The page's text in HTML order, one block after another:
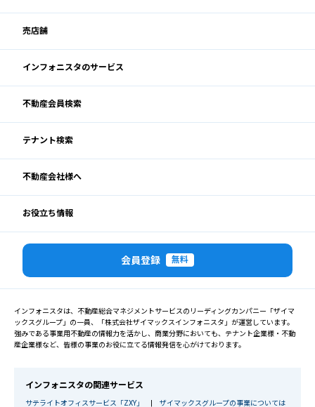
売店舗
インフォニスタのサービス
不動産会員検索
テナント検索
不動産会社様へ
お役立ち情報
会員登録 無料
インフォニスタは、不動産総合マネジメントサービスのリーディングカンパニー「ザイマ
ックスグループ」の一員、「株式会社ザイマックスインフォニスタ」が運営しています。
強みである事業用不動産の情報力を活かし、商業分野においても、テナント企業様・不動
産企業様など、皆様の事業のお役に立てる情報発信を心がけております。
インフォニスタの関連サービス
サテライトオフィスサービス「ZXY」 ザイマックスグループの事業については